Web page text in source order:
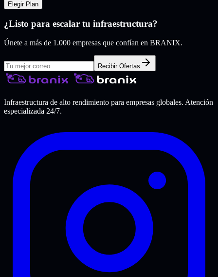
Elegir Plan
¿Listo para escalar tu infraestructura?
Únete a más de 1.000 empresas que confían en BRANIX.
Recibir Ofertas
Infraestructura de alto rendimiento para empresas globales. Atención
especializada 24/7.